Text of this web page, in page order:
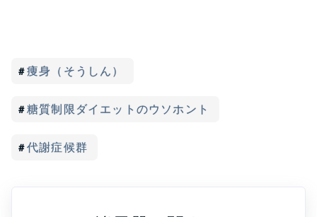
痩身（そうしん）
糖質制限ダイエットのウソホント
代謝症候群